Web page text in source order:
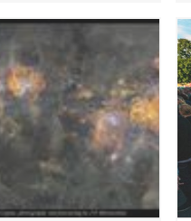
tuore
sekä nähdä vuoden
kultapokaali